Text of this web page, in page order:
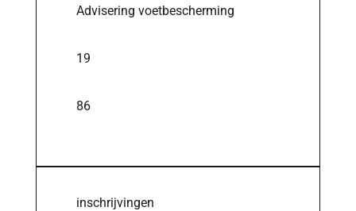
Advisering voetbescherming
19
86
inschrijvingen